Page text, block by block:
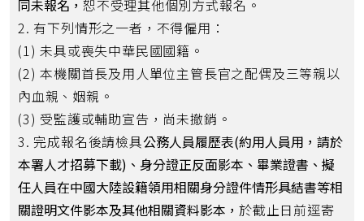
同未報名， 恕不受理其他個別方式報名。
2. 有下列情形之一者，不得僱用：
(1) 未具或喪失中華民國國籍。
(2) 本機關首長及用人單位主管長官之配偶及三等親以
內血親、姻親。
(3) 受監護或輔助宣告，尚未撤銷。
3. 完成報名後請檢具公務人員履歷表(約用人員用，請於
本署人才招募下載)、身分證正反面影本、畢業證書、擬
任人員在中國大陸設籍領用相關身分證件情形具結書等相
關證明文件影本及其他相關資料影本， 於截止日前逕寄